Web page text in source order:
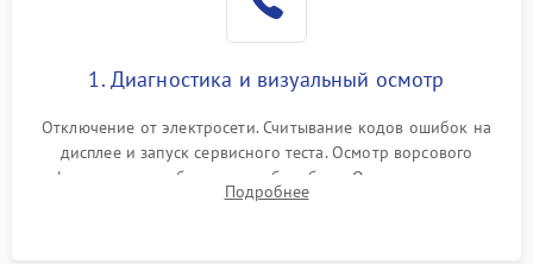
1. Диагностика и визуальный осмотр
Отключение от электросети. Считывание кодов ошибок на
дисплее и запуск сервисного теста. Осмотр ворсового
фильтра, теплообменника и барабана. Опрос клиента о
неисправностях (не сушит, не крутит барабан, сильно шумит
Подробнее